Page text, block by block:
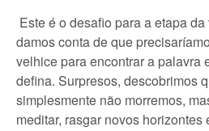
Este é o desafio para a etapa
damos conta de que
velhice para encontrar a palavra
defina. Surpresos, descobrimos
simplesmente não morremos,
meditar, rasgar novos